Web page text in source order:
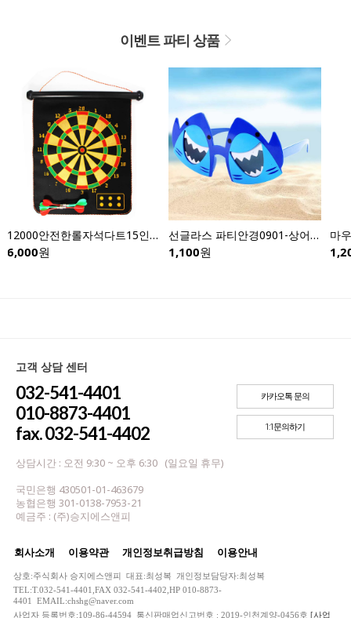
이벤트 파티 상품
12000안전한롤자석다트15인치
6,000원
선글라스 파티안경0901-상어안경
1,100원
고객 상담 센터
032-541-4401
010-8873-4401
fax. 032-541-4402
상담시간 : 오전 9:30 ~ 오후 6:30 (일요일 휴무)
국민은행 430501-01-463679
농협은행 301-0138-7953-21
예금주 : (주)승지에스앤피
카카오톡 문의
1:1문의하기
회사소개 이용약관 개인정보취급방침 이용안내
상호:주식회사 승지에스앤피 대표:최성복 개인정보담당자:최성복
TEL:T.032-541-4401,FAX 032-541-4402,HP 010-8873-
4401 EMAIL:chshg@naver.com
사업자 등록번호:109-86-44594 통신판매업신고번호 : 2019-인천계양-0456호 [사업